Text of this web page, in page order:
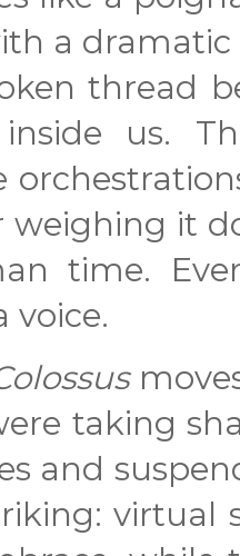
a dramatic
thread
us.
weighing it
time.
voice.
taking
and
virtual